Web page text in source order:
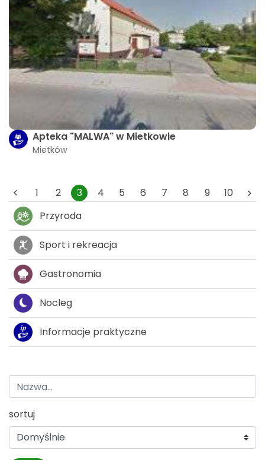
Apteka "MALWA" w Mietkowie
Mietków
1 2 3 4 5 6 7 8 9
10
Przyroda
Sport i rekreacja
Gastronomia
Nocleg
Informacje praktyczne
sortuj